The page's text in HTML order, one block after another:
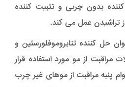
بدون چربی و تثبیت کننده
تراشیدن عمل می کند.
حل کننده تتابروموفلورسئین و
از مو مورد استفاده قرار
پنبه مراقبت از موهای غیر چرب